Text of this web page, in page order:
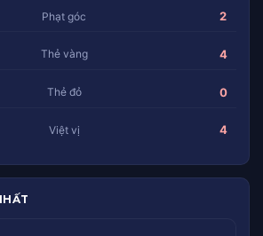
Phạt góc 2
Thẻ vàng 4
Thẻ đỏ 0
Việt vị 4